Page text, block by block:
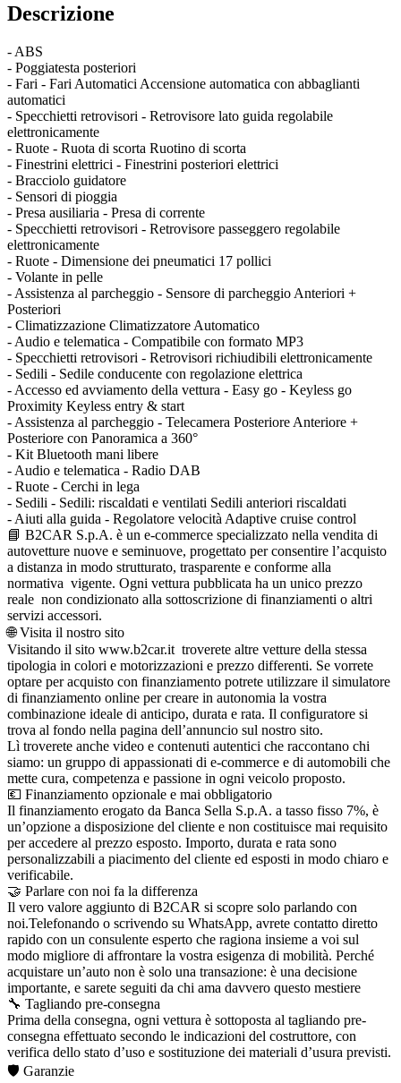
Descrizione
- ABS
- Poggiatesta posteriori
- Fari - Fari Automatici Accensione automatica con abbaglianti
automatici
- Specchietti retrovisori - Retrovisore lato guida regolabile
elettronicamente
- Ruote - Ruota di scorta Ruotino di scorta
- Finestrini elettrici - Finestrini posteriori elettrici
- Bracciolo guidatore
- Sensori di pioggia
- Presa ausiliaria - Presa di corrente
- Specchietti retrovisori - Retrovisore passeggero regolabile
elettronicamente
- Ruote - Dimensione dei pneumatici 17 pollici
- Volante in pelle
- Assistenza al parcheggio - Sensore di parcheggio Anteriori +
Posteriori
- Climatizzazione Climatizzatore Automatico
- Audio e telematica - Compatibile con formato MP3
- Specchietti retrovisori - Retrovisori richiudibili elettronicamente
- Sedili - Sedile conducente con regolazione elettrica
- Accesso ed avviamento della vettura - Easy go - Keyless go
Proximity Keyless entry & start
- Assistenza al parcheggio - Telecamera Posteriore Anteriore +
Posteriore con Panoramica a 360°
- Kit Bluetooth mani libere
- Audio e telematica - Radio DAB
- Ruote - Cerchi in lega
- Sedili - Sedili: riscaldati e ventilati Sedili anteriori riscaldati
- Aiuti alla guida - Regolatore velocità Adaptive cruise control
📘 B2CAR S.p.A. è un e-commerce specializzato nella vendita di
autovetture nuove e seminuove, progettato per consentire l’acquisto
a distanza in modo strutturato, trasparente e conforme alla
normativa vigente. Ogni vettura pubblicata ha un unico prezzo
reale non condizionato alla sottoscrizione di finanziamenti o altri
servizi accessori.
🌐 Visita il nostro sito
Visitando il sito www.b2car.it troverete altre vetture della stessa
tipologia in colori e motorizzazioni e prezzo differenti. Se vorrete
optare per acquisto con finanziamento potrete utilizzare il simulatore
di finanziamento online per creare in autonomia la vostra
combinazione ideale di anticipo, durata e rata. Il configuratore si
trova al fondo nella pagina dell’annuncio sul nostro sito.
Lì troverete anche video e contenuti autentici che raccontano chi
siamo: un gruppo di appassionati di e-commerce e di automobili che
mette cura, competenza e passione in ogni veicolo proposto.
💶 Finanziamento opzionale e mai obbligatorio
Il finanziamento erogato da Banca Sella S.p.A. a tasso fisso 7%, è
un’opzione a disposizione del cliente e non costituisce mai requisito
per accedere al prezzo esposto. Importo, durata e rata sono
personalizzabili a piacimento del cliente ed esposti in modo chiaro e
verificabile.
🤝 Parlare con noi fa la differenza
Il vero valore aggiunto di B2CAR si scopre solo parlando con
noi.Telefonando o scrivendo su WhatsApp, avrete contatto diretto
rapido con un consulente esperto che ragiona insieme a voi sul
modo migliore di affrontare la vostra esigenza di mobilità. Perché
acquistare un’auto non è solo una transazione: è una decisione
importante, e sarete seguiti da chi ama davvero questo mestiere
🔧 Tagliando pre-consegna
Prima della consegna, ogni vettura è sottoposta al tagliando pre-
consegna effettuato secondo le indicazioni del costruttore, con
verifica dello stato d’uso e sostituzione dei materiali d’usura previsti.
🛡️ Garanzie